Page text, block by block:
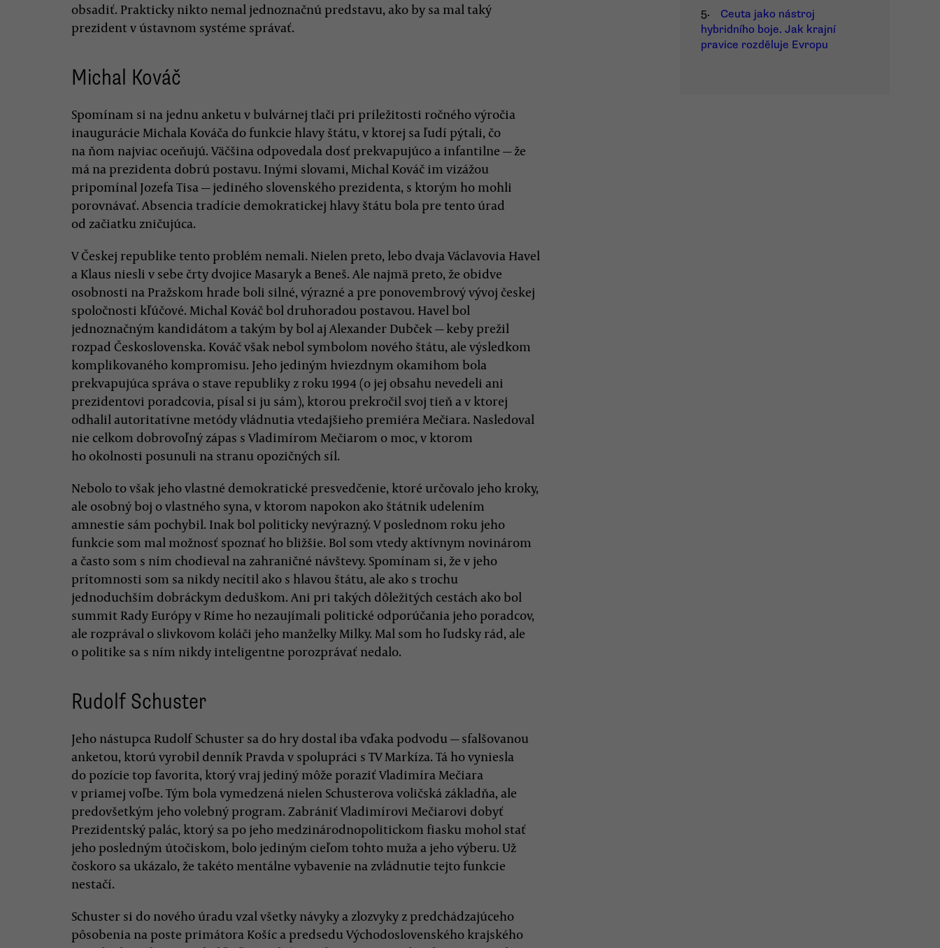
obsadiť. Prakticky nikto nemal jednoznačnú predstavu, ako by sa mal taký
prezident v ústavnom systéme správať.
Michal Kováč
Spomínam si na jednu anketu v bulvárnej tlači pri príležitosti ročného výročia
inaugurácie Michala Kováča do funkcie hlavy štátu, v ktorej sa ľudí pýtali, čo
na ňom najviac oceňujú. Väčšina odpovedala dosť prekvapujúco a infantilne — že
má na prezidenta dobrú postavu. Inými slovami, Michal Kováč im vizážou
pripomínal Jozefa Tisa — jediného slovenského prezidenta, s ktorým ho mohli
porovnávať. Absencia tradície demokratickej hlavy štátu bola pre tento úrad
od začiatku zničujúca.
V Českej republike tento problém nemali. Nielen preto, lebo dvaja Václavovia Havel
a Klaus niesli v sebe črty dvojice Masaryk a Beneš. Ale najmä preto, že obidve
osobnosti na Pražskom hrade boli silné, výrazné a pre ponovembrový vývoj českej
spoločnosti kľúčové. Michal Kováč bol druhoradou postavou. Havel bol
jednoznačným kandidátom a takým by bol aj Alexander Dubček — keby prežil
rozpad Československa. Kováč však nebol symbolom nového štátu, ale výsledkom
komplikovaného kompromisu. Jeho jediným hviezdnym okamihom bola
prekvapujúca správa o stave republiky z roku 1994 (o jej obsahu nevedeli ani
prezidentovi poradcovia, písal si ju sám), ktorou prekročil svoj tieň a v ktorej
odhalil autoritatívne metódy vládnutia vtedajšieho premiéra Mečiara. Nasledoval
nie celkom dobrovoľný zápas s Vladimírom Mečiarom o moc, v ktorom
ho okolnosti posunuli na stranu opozičných síl.
Nebolo to však jeho vlastné demokratické presvedčenie, ktoré určovalo jeho kroky,
ale osobný boj o vlastného syna, v ktorom napokon ako štátnik udelením
amnestie sám pochybil. Inak bol politicky nevýrazný. V poslednom roku jeho
funkcie som mal možnosť spoznať ho bližšie. Bol som vtedy aktívnym novinárom
a často som s ním chodieval na zahraničné návštevy. Spomínam si, že v jeho
prítomnosti som sa nikdy necítil ako s hlavou štátu, ale ako s trochu
jednoduchším dobráckym deduškom. Ani pri takých dôležitých cestách ako bol
summit Rady Európy v Ríme ho nezaujímali politické odporúčania jeho poradcov,
ale rozprával o slivkovom koláči jeho manželky Milky. Mal som ho ľudsky rád, ale
o politike sa s ním nikdy inteligentne porozprávať nedalo.
Rudolf Schuster
Jeho nástupca Rudolf Schuster sa do hry dostal iba vďaka podvodu — sfalšovanou
anketou, ktorú vyrobil denník Pravda v spolupráci s TV Markíza. Tá ho vyniesla
do pozície top favorita, ktorý vraj jediný môže poraziť Vladimíra Mečiara
v priamej voľbe. Tým bola vymedzená nielen Schusterova voličská základňa, ale
predovšetkým jeho volebný program. Zabrániť Vladimírovi Mečiarovi dobyť
Prezidentský palác, ktorý sa po jeho medzinárodnopolitickom fiasku mohol stať
jeho posledným útočiskom, bolo jediným cieľom tohto muža a jeho výberu. Už
čoskoro sa ukázalo, že takéto mentálne vybavenie na zvládnutie tejto funkcie
nestačí.
Schuster si do nového úradu vzal všetky návyky a zlozvyky z predchádzajúceho
pôsobenia na poste primátora Košíc a predsedu Východoslovenského krajského
5.
Ceuta jako nástroj
hybridního boje. Jak krajní
pravice rozděluje Evropu